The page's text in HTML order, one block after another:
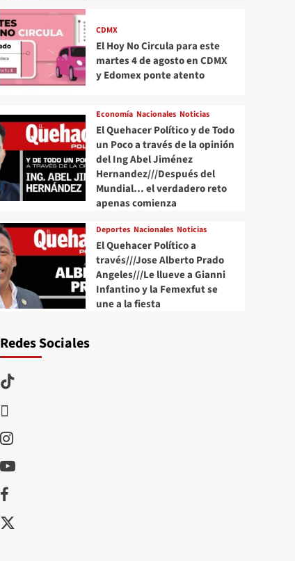
CDMX
El Hoy No Circula para este
martes 4 de agosto en CDMX
y Edomex ponte atento
Economía Nacionales Noticias
El Quehacer Político y de Todo
un Poco a través de la opinión
del Ing Abel Jiménez
Hernandez///Después del
Mundial… el verdadero reto
apenas comienza
Deportes Nacionales Noticias
El Quehacer Político a
través///Jose Alberto Prado
Angeles///Le llueve a Gianni
Infantino y la Femexfut se
une a la fiesta
Redes Sociales
TikTok
Instagram
Youtube
Facebook
X